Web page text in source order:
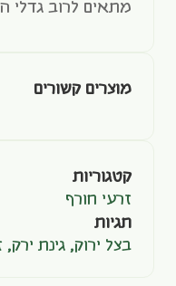
מתאים לרוב גדלי
מוצרים קשורים
קטגוריות
זרעי חורף
תגיות
בצל ירוק, גינת ירק,